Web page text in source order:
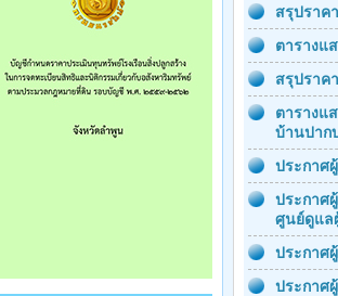
สรุปราค
ตารางแ
สรุปราค
ตารางแ
บ้านปาก
ประกาศ
ประกาศ
ศูนย์ดูแล
ประกาศ
ประกาศ